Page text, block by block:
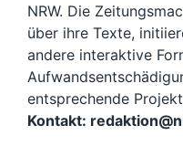
NRW. Die
über ihre Texte,
andere interaktive
entsprechende
Kontakt: